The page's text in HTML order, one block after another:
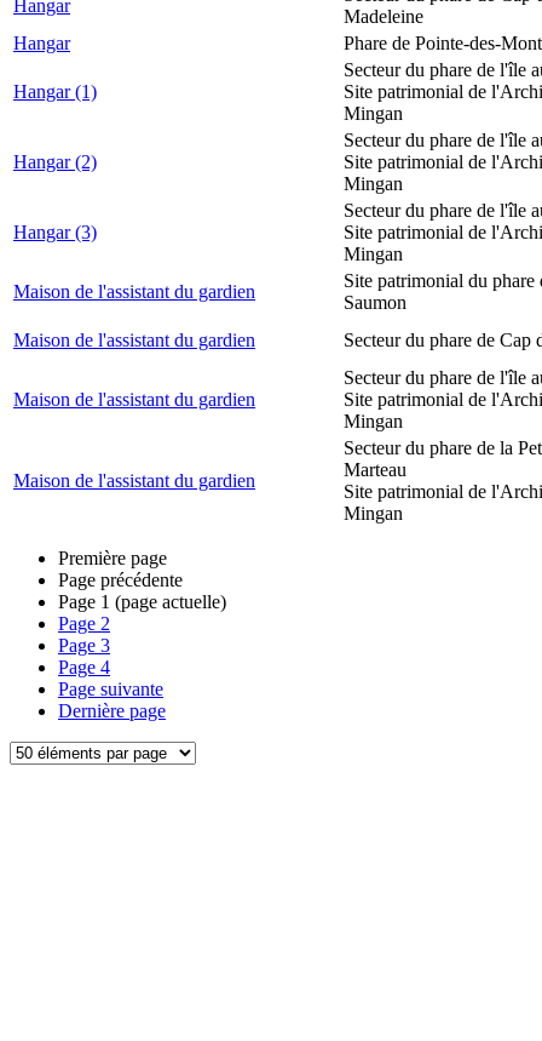
Hangar
Madeleine
Hangar
Phare de Pointe-des-
Hangar (1)
Secteur du phare de l'île
Site patrimonial de
Mingan
Hangar (2)
Secteur du phare de l'île
Site patrimonial de
Mingan
Hangar (3)
Secteur du phare de l'île
Site patrimonial de
Mingan
Maison de l'assistant du gardien
Site patrimonial du phare
Saumon
Maison de l'assistant du gardien
Secteur du phare de Cap
Maison de l'assistant du gardien
Secteur du phare de l'île
Site patrimonial de
Mingan
Maison de l'assistant du gardien
Secteur du phare de la
Marteau
Site patrimonial de
Mingan
Première page
Page précédente
Page 1 (page actuelle)
Page 2
Page 3
Page 4
Page suivante
Dernière page